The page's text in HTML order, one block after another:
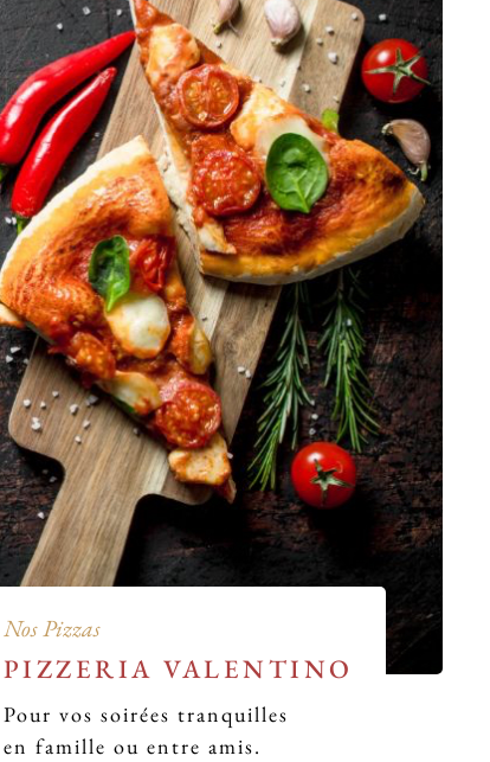
Nos Pizzas
PIZZERIA VALENTINO
Pour vos soirées tranquilles
en famille ou entre amis.